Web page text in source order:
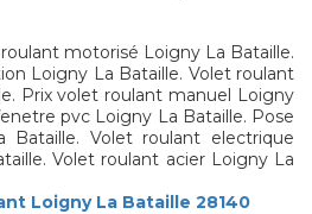
motorisé Loigny La Bataille.
Loigny La Bataille. Volet roulant
Prix volet roulant manuel Loigny
pvc Loigny La Bataille. Pose
Volet roulant electrique
Volet roulant acier Loigny La
Loigny La Bataille 28140